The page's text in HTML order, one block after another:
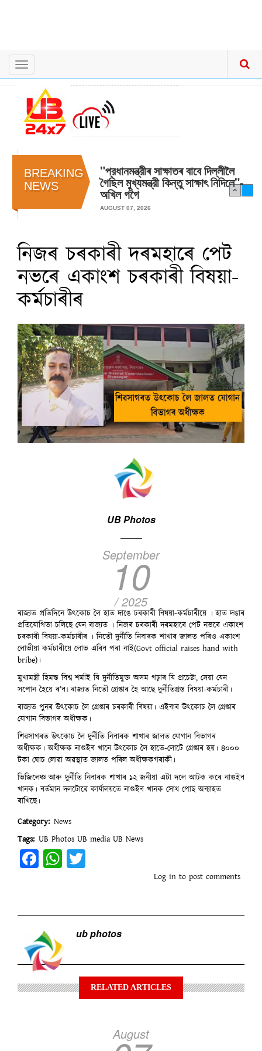
Toggle
navigation
BREAKING
NEWS
"প্রধানমন্ত্রীৰ সাক্ষাতৰ বাবে দিল্লীলৈ
গৈছিল মুখ্যমন্ত্রী কিন্তু সাক্ষাৎ‍ নিদিলে"-
অখিল গগৈ
AUGUST 07, 2026
নিজৰ চৰকাৰী দৰমহাৰে পেট
নভৰে একাংশ চৰকাৰী বিষয়া-
কৰ্মচাৰীৰ
UB Photos
September
10
/ 2025
ৰাজ্যত প্ৰতিদিনে উৎকোচ লৈ হাত দাঙে চৰকাৰী বিষয়া-কৰ্মচাৰীয়ে । হাত দঙাৰ
প্ৰতিযোগিতা চলিছে যেন ৰাজ্যত । নিজৰ চৰকাৰী দৰমহাৰে পেট নভৰে একাংশ
চৰকাৰী বিষয়া-কৰ্মচাৰীৰ । নিতৌ দুৰ্নীতি নিবাৰক শাখাৰ জালত পৰিও একাংশ
লোভীয়া কৰ্মচাৰীয়ে লোভ এৰিব পৰা নাই(Govt official raises hand with
bribe)।
মুখ্যমন্ত্ৰী হিমন্ত বিশ্ব শৰ্মাই যি দুৰ্নীতিমুক্ত অসম গঢ়াৰ যি প্ৰচেষ্টা, সেয়া যেন
সপোন হৈয়ে ৰ’ব৷ ৰাজ্যত নিতৌ গ্ৰেপ্তাৰ হৈ আছে দুৰ্নীতিগ্ৰস্ত বিষয়া-কৰ্মচাৰী।
ৰাজ্যত পুনৰ উৎকোচ লৈ গ্ৰেপ্তাৰ চৰকাৰী বিষয়া। এইবাৰ উৎকোচ লৈ গ্ৰেপ্তাৰ
যোগান বিভাগৰ অধীক্ষক।
শিৱসাগৰত উৎকোচ লৈ দুৰ্নীতি নিবাৰক শাখাৰ জালত যোগান বিভাগৰ
অধীক্ষক। অধীক্ষক নাগুইব খানে উৎকোচ লৈ হাতে-লোটে গ্ৰেপ্তাৰ হয়। ৪০০০
টকা ঘোচ লোৱা অৱস্থাত জালত পৰিল অধীক্ষকগৰাকী।
ভিজিলেঞ্চ আৰু দুৰ্নীতি নিবাৰক শাখাৰ ১২ জনীয়া এটা দলে আটক কৰে নাগুইব
খানক। বৰ্তমান দলটোৱে কাৰ্যালয়তে নাগুইব খানক সোধ পোছ অব্যাহত
ৰাখিছে।
Category News
Tags UB Photos UB media UB News
Facebook
WhatsApp
Log in to post comments
ub photos
RELATED ARTICLES
August